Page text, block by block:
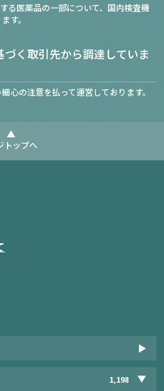
る医薬品の一部について、国内検査機
す。
く取引先から調達していま
心の注意を払って運営しております。
トップへ
1,198